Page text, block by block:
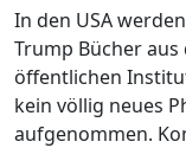
In den USA
Trump Bücher
öffentlichen
kein völlig neues
aufgenommen.